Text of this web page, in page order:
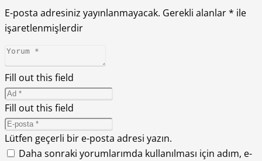
E-posta adresiniz yayınlanmayacak. Gerekli alanlar* ile
işaretlenmişlerdir
Fill out this field
Fill out this field
Lütfen geçerli bir e-posta adresi yazın.
Daha sonraki yorumlarımda kullanılması için adım, e-